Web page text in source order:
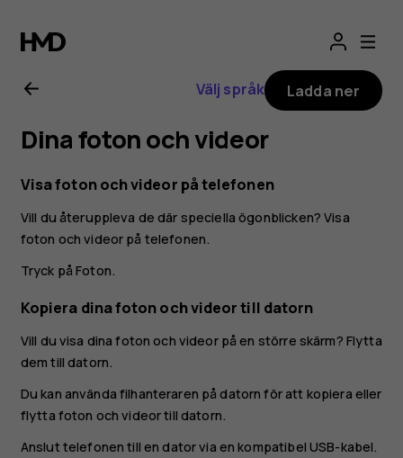
för
Nokia
2.1
Välj språk Ladda ner
Dina foton och videor
Visa foton och videor på telefonen
Vill du återuppleva de där speciella ögonblicken? Visa
foton och videor på telefonen.
Tryck påFoton.
Kopiera dina foton och videor till datorn
Vill du visa dina foton och videor på en större skärm? Flytta
dem till datorn.
Du kan använda filhanteraren på datorn för att kopiera eller
flytta foton och videor till datorn.
Anslut telefonen till en dator via en kompatibel USB-kabel.